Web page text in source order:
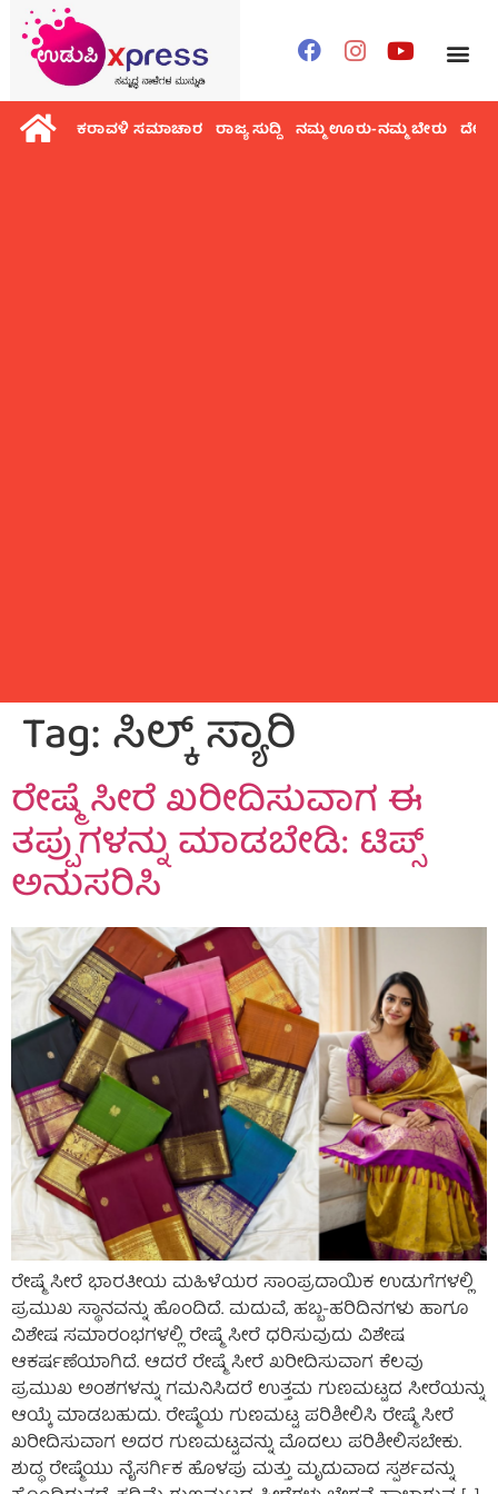
ಕರಾವಳಿ ಸಮಾಚಾರ ರಾಜ್ಯ ಸುದ್ದಿ ನಮ್ಮ ಊರು-ನಮ್ಮ ಬೇರು ದೇಶ
Tag:ಸಿಲ್ಕ್ ಸ್ಯಾರಿ
ರೇಷ್ಮೆ ಸೀರೆ ಖರೀದಿಸುವಾಗ ಈ
ತಪ್ಪುಗಳನ್ನು ಮಾಡಬೇಡಿ: ಟಿಪ್ಸ್
ಅನುಸರಿಸಿ
ರೇಷ್ಮೆ ಸೀರೆ ಭಾರತೀಯ ಮಹಿಳೆಯರ ಸಾಂಪ್ರದಾಯಿಕ ಉಡುಗೆಗಳಲ್ಲಿ
ಪ್ರಮುಖ ಸ್ಥಾನವನ್ನು ಹೊಂದಿದೆ. ಮದುವೆ, ಹಬ್ಬ-ಹರಿದಿನಗಳು ಹಾಗೂ
ವಿಶೇಷ ಸಮಾರಂಭಗಳಲ್ಲಿ ರೇಷ್ಮೆ ಸೀರೆ ಧರಿಸುವುದು ವಿಶೇಷ
ಆಕರ್ಷಣೆಯಾಗಿದೆ. ಆದರೆ ರೇಷ್ಮೆ ಸೀರೆ ಖರೀದಿಸುವಾಗ ಕೆಲವು
ಪ್ರಮುಖ ಅಂಶಗಳನ್ನು ಗಮನಿಸಿದರೆ ಉತ್ತಮ ಗುಣಮಟ್ಟದ ಸೀರೆಯನ್ನು
ಆಯ್ಕೆ ಮಾಡಬಹುದು. ರೇಷ್ಮೆಯ ಗುಣಮಟ್ಟ ಪರಿಶೀಲಿಸಿ ರೇಷ್ಮೆ ಸೀರೆ
ಖರೀದಿಸುವಾಗ ಅದರ ಗುಣಮಟ್ಟವನ್ನು ಮೊದಲು ಪರಿಶೀಲಿಸಬೇಕು.
ಶುದ್ಧ ರೇಷ್ಮೆಯು ನೈಸರ್ಗಿಕ ಹೊಳಪು ಮತ್ತು ಮೃದುವಾದ ಸ್ಪರ್ಶವನ್ನು